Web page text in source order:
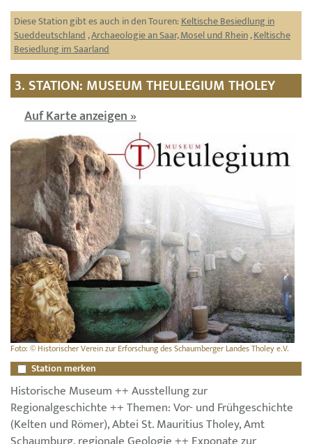
Diese Station gibt es auch in den Touren:Keltische Besiedlung in
Sueddeutschland,Archaeologie an Saar, Mosel und Rhein,Keltische
Besiedlung im Saarland
3. STATION: MUSEUM THEULEGIUM THOLEY
Auf Karte anzeigen »
Foto: © Historischer Verein zur Erforschung des Schaumberger Landes Tholey e.V.
Station merken
Historische Museum ++ Ausstellung zur
Regionalgeschichte ++ Themen: Vor- und Frühgeschichte
(Kelten und Römer), Abtei St. Mauritius Tholey, Amt